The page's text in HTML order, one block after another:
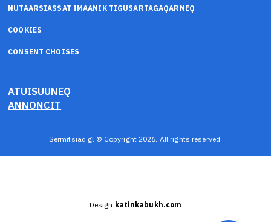
NUTAARSIASSAT IMAANIK TIGUSARTAGAQARNEQ
COOKIES
CONSENT CHOISES
ATUISUUNEQ
ANNONCIT
Sermitsiaq.gl © Copyright 2026. All rights reserved.
Design katinkabukh.com